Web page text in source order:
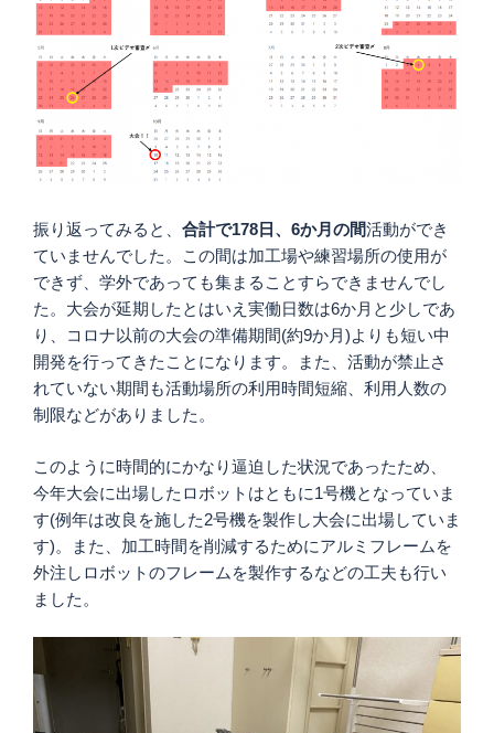
振り返ってみると、 合計で178日、6か月の間活動ができ
ていませんでした。この間は加工場や練習場所の使用が
できず、学外であっても集まることすらできませんでし
た。大会が延期したとはいえ実働日数は6か月と少しであ
り、コロナ以前の大会の準備期間(約9か月)よりも短い中
開発を行ってきたことになります。また、活動が禁止さ
れていない期間も活動場所の利用時間短縮、利用人数の
制限などがありました。
このように時間的にかなり逼迫した状況であったため、
今年大会に出場したロボットはともに1号機となっていま
す(例年は改良を施した2号機を製作し大会に出場していま
す)。また、加工時間を削減するためにアルミフレームを
外注しロボットのフレームを製作するなどの工夫も行い
ました。